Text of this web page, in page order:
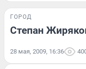
ГОРОД
Степан
28 мая, 2009, 16:36